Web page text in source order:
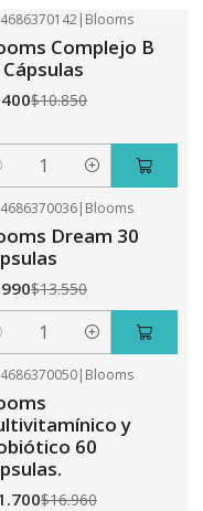
| Blooms
Complejo B
$10.850
| Blooms
Dream 30
$13.550
| Blooms
y
60
$16.960